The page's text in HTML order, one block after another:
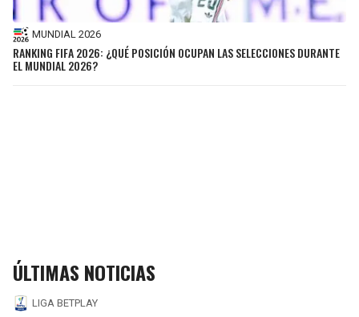
MUNDIAL 2026
RANKING FIFA 2026: ¿QUÉ POSICIÓN OCUPAN LAS SELECCIONES DURANTE
EL MUNDIAL 2026?
ÚLTIMAS NOTICIAS
LIGA BETPLAY